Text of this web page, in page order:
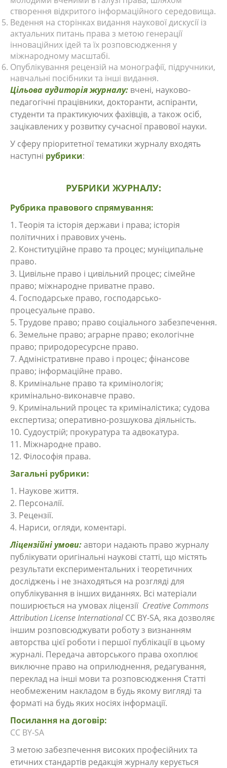
створення відкритого інформаційного середовища.
Ведення на сторінках видання наукової дискусії із
актуальних питань права з метою генерації
інноваційних ідей та їх розповсюдження у
міжнародному масштабі.
Опублікування рецензій на монографії, підручники,
навчальні посібники та інші видання.
Цільова аудиторія журналу: вчені, науково-
педагогічні працівники, докторанти, аспіранти,
студенти та практикуючих фахівців, а також осіб,
зацікавлених у розвитку сучасної правової науки.
У сферу пріоритетної тематики журналу входять
наступні рубрики:
РУБРИКИ ЖУРНАЛУ:
Рубрика правового спрямування:
1. Теорія та історія держави і права; історія
політичних і правових учень.
2. Конституційне право та процес; муніципальне
право.
3. Цивільне право і цивільний процес; сімейне
право; міжнародне приватне право.
4. Господарське право, господарсько-
процесуальне право.
5. Трудове право; право соціального забезпечення.
6. Земельне право; аграрне право; екологічне
право; природоресурсне право.
7. Адміністративне право і процес; фінансове
право; інформаційне право.
8. Кримінальне право та кримінологія;
кримінально-виконавче право.
9. Кримінальний процес та криміналістика; судова
експертиза; оперативно-розшукова діяльність.
10. Судоустрій; прокуратура та адвокатура.
11. Міжнародне право.
12. Філософія права.
Загальні рубрики:
1. Наукове життя.
2. Персоналії.
3. Рецензії.
4. Нариси, огляди, коментарі.
Ліцензійні умови:автори надають право журналу
публікувати оригінальні наукові статті, що містять
результати експериментальних і теоретичних
досліджень і не знаходяться на розгляді для
опублікування в інших виданнях. Всі матеріали
поширюється на умовах ліцензії Creative Commons
Attribution License InternationalCC BY-SA, яка дозволяє
іншим розповсюджувати роботу з визнанням
авторства цієї роботи і першої публікації в цьому
журналі. Передача авторського права охоплює
виключне право на оприлюднення, редагування,
переклад на інші мови та розповсюдження Статті
необмеженим накладом в будь якому вигляді та
форматі на будь яких носіях інформації.
Посилання на договір:
CC BY-SA
З метою забезпечення високих професійних та
етичних стандартів редакція журналу керується